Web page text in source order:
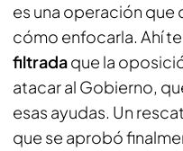
es una operación
cómo enfocarla. Ahí
filtradaque la
atacar al Gobierno,
esas ayudas. Un
que se aprobó